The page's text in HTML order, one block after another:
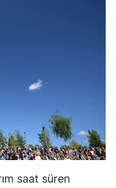
Konya
Malatya
Manisa
Kahramanmaraş
saat süren